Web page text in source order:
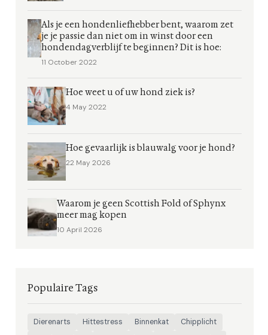
Als je een hondenliefhebber bent, waarom zet
je je passie dan niet om in winst door een
hondendagverblijf te beginnen? Dit is hoe:
11 October 2022
Hoe weet u of uw hond ziek is?
4 May 2022
Hoe gevaarlijk is blauwalg voor je hond?
22 May 2026
Waarom je geen Scottish Fold of Sphynx
meer mag kopen
10 April 2026
Populaire Tags
Dierenarts Hittestress Binnenkat
Chipplicht